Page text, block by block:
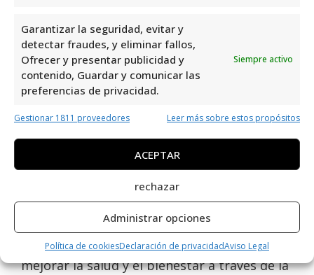
Garantizar la seguridad, evitar y
detectar fraudes, y eliminar fallos,
Ofrecer y presentar publicidad y
contenido, Guardar y comunicar las
preferencias de privacidad.
Siempre activo
Gestionar 1811 proveedores Leer más sobre estos propósitos
ACEPTAR
rechazar
Administrar opciones
Política de cookiesDeclaración de privacidadAviso Legal
área de Nutrición en Dehesa de Campoamor,
Alicante. Con una valoración perfecta de 5,0
basada en 27 reseñas, demuestra su
compromiso con la calidad y el bienestar de
sus clientes. Su ubicación privilegiada y su
excelente opción para aquellos que buscan
mejorar su alimentación y estilo de vida.
especialistas en nutrición en Orihuela Costa.
Ofrece servicios personalizados para
mejorar la salud y el bienestar a través de la